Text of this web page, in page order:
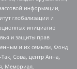
информации,
глобализации и
инициатив
и защиты прав
и их семьям, Фонд
Сова, центр Анна,
Мемориал,